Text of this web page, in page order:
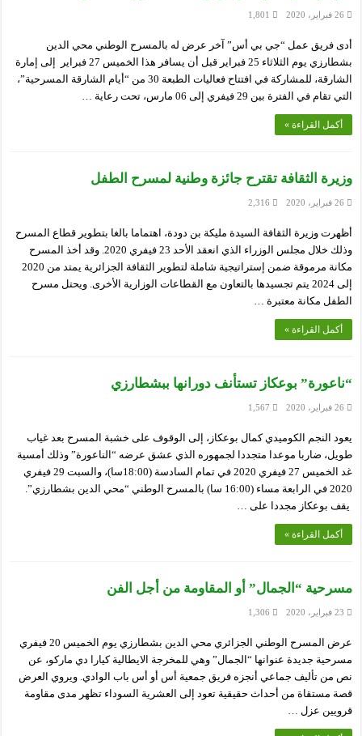
26 فبراير، 2020 1,801
أدى فريق عمل “جي بي أس” آخر عرض له بالمسرح الوطني محي الدين
بشطارزي يوم الثلاثاء 25 فبراير قبل أن يسافر هذا الخميس 27 فبراير إلى إمارة
الشارقة، للمشاركة في افتتاح فعاليات الطبعة 30 من “أيام الشارقة المسرحية”،
التي تقام في الفترة بين 29 فيفري إلى 06 مارس، تحت رعاية …
أكمل القراءة »
وزيرة الثقافة تقترح جائزة وطنية لمسرح الطفل
26 فبراير، 2020 2,316
أظهرت وزيرة الثقافة السيدة مليكة بن دودة، اهتماما بالغا بتطوير قطاع المسرح
وذلك خلال مجلس الوزراء الذي انعقد الأحد 23 فيفري 2020. وقد أخذ المسرح
مكانة مرموقة ضمن إستراتيجية شاملة لتطوير الثقافة الجزائرية يمتد من 2020
إلى 2024 يتم تجسيدها بالتعاون مع القطاعات الوزارية الأخرى. ويحتل مسرح
الطفل مكانة معتبرة …
أكمل القراءة »
“ناعورة” بوعكاز تستأنف دورانها ببشطارزي
26 فبراير، 2020 1,567
يعود النجم الكوميدي كمال بوعكاز، إلى الوقوف على خشبة المسرح بعد غياب
طويل، ضاربا موعدا متجددا لجمهوره الذي عشق عرضه “الناعورة” وذلك أمسية
غد الخميس 27 فيفري 2020 في تمام السادسة (18:00سا)، والسبت 29 فيفري
2020 في الرابعة مساء (16:00 سا) بالمسرح الوطني “محي الدين بشطارزي”.
يقف بوعكاز مجددا على …
أكمل القراءة »
مسرحية “الجمال” أو المقاومة من أجل الفن
23 فبراير، 2020 1,306
عرض المسرح الوطني الجزائري محي الدين بشطارزي يوم الخميس 20 فيفري
مسرحية جديدة عنوانها “الجمال” وهي للمخرجة الايطالية كيارا دي ماركو، عن
نص من تأليف جماعي أنجزه فريق جمعية أس أو أس باب الوادي. ويروي العرض
قصة مستقاة من أحداث حقيقية تعود إلى العشرية السوداء تظهر مدى مقاومة
قرويين عزل …